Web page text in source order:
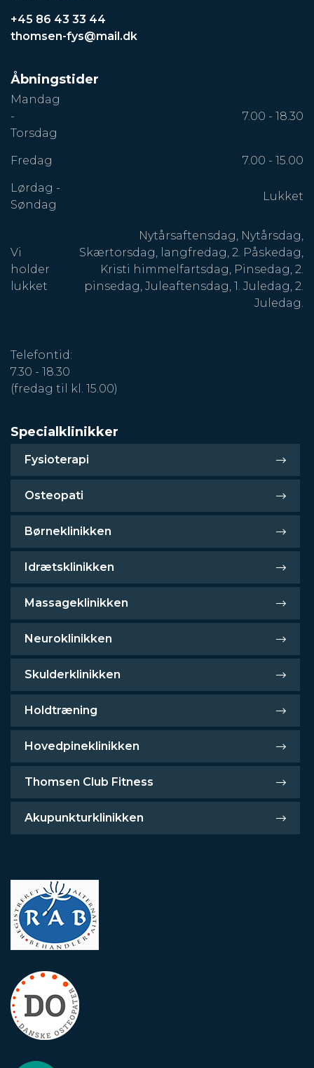
+45 86 43 33 44
thomsen-fys@mail.dk
Åbningstider
Mandag
-
Torsdag
7.00 - 18.30
Fredag 7.00 - 15.00
Lørdag -
Søndag
Lukket
Vi
holder
lukket
Nytårsaftensdag, Nytårsdag,
Skærtorsdag, langfredag, 2. Påskedag,
Kristi himmelfartsdag, Pinsedag, 2.
pinsedag, Juleaftensdag, 1. Juledag, 2.
Juledag.
Telefontid:
7.30 - 18.30
(fredag til kl. 15.00)
Specialklinikker
Fysioterapi
Osteopati
Børneklinikken
Idrætsklinikken
Massageklinikken
Neuroklinikken
Skulderklinikken
Holdtræning
Hovedpineklinikken
Thomsen Club Fitness
Akupunkturklinikken